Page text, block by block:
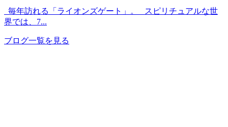
毎年訪れる「ライオンズゲート」。 スピリチュアルな世
界では、7...
ブログ一覧を見る